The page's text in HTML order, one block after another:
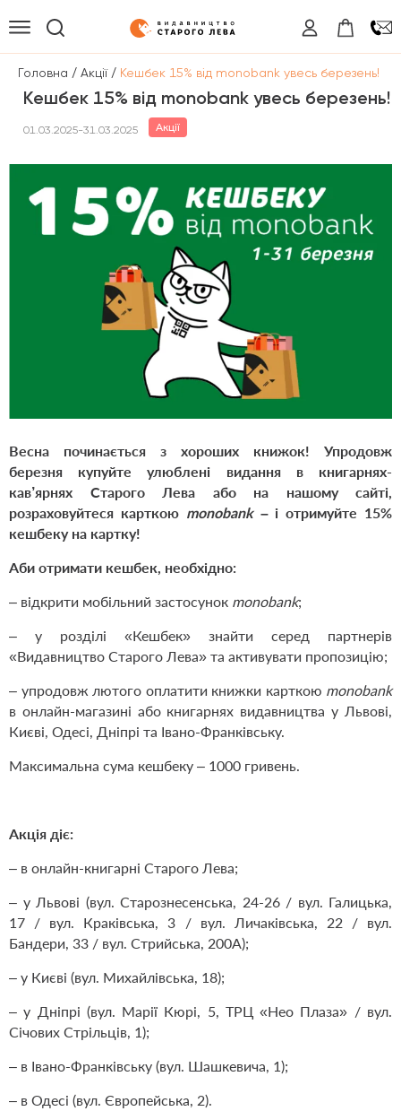
Головна / Акції / Кешбек 15% від monobank увесь березень!
Кешбек 15% від monobank увесь березень!
01.03.2025-31.03.2025 Акції
Весна починається з хороших книжок! Упродовж
березня купуйте улюблені видання в книгарнях-
кав’ярнях Старого Лева або на нашому сайті,
розраховуйтеся карткою monobank – і отримуйте 15%
кешбеку на картку!
Аби отримати кешбек, необхідно:
– відкрити мобільний застосунок monobank;
– у розділі «Кешбек» знайти серед партнерів
«Видавництво Старого Лева» та активувати пропозицію;
– упродовж лютого оплатити книжки карткою monobank
в онлайн-магазині або книгарнях видавництва у Львові,
Києві, Одесі, Дніпрі та Івано-Франківську.
Максимальна сума кешбеку – 1000 гривень.
Акція діє:
– в онлайн-книгарні Старого Лева;
– у Львові (вул. Старознесенська, 24-26 / вул. Галицька,
17 / вул. Краківська, 3 / вул. Личаківська, 22 / вул.
Бандери, 33 / вул. Стрийська, 200А);
– у Києві (вул. Михайлівська, 18);
– у Дніпрі (вул. Марії Кюрі, 5, ТРЦ «Нео Плаза» / вул.
Січових Стрільців, 1);
– в Івано-Франківську (вул. Шашкевича, 1);
– в Одесі (вул. Європейська, 2).